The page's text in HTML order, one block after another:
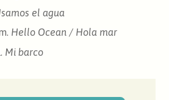
el agua
Hello Ocean / Hola mar
Mi barco